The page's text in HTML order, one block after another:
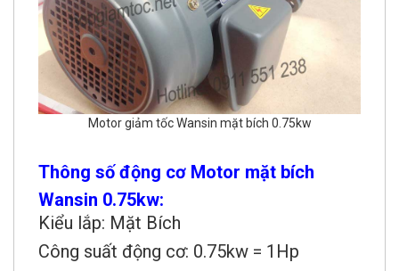
Motor giảm tốc Wansin mặt bích 0.75kw
Thông số động cơ Motor mặt bích
Wansin 0.75kw:
Kiểu lắp: Mặt Bích
Công suất động cơ: 0.75kw = 1Hp